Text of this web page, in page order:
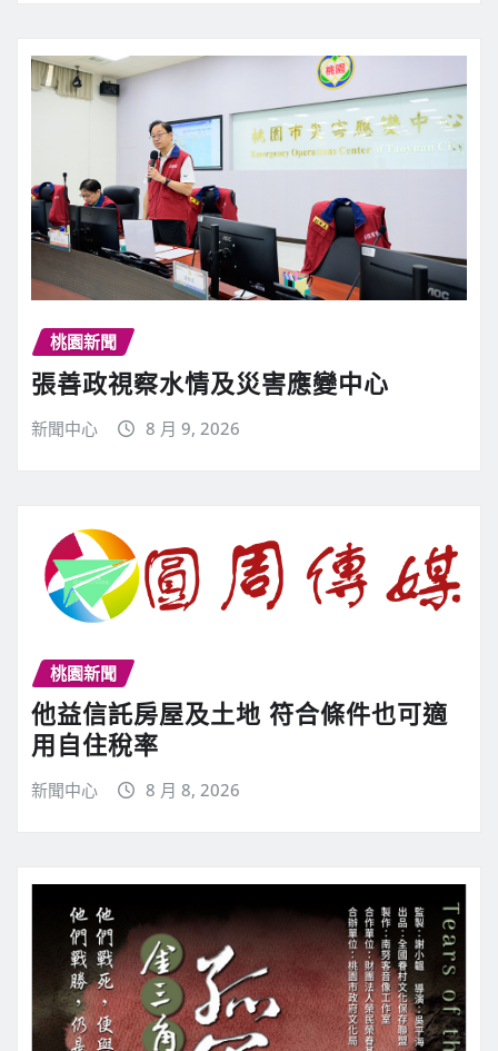
桃園新聞
張善政視察水情及災害應變中心
新聞中心 8 月 9, 2026
桃園新聞
他益信託房屋及土地 符合條件也可適
用自住稅率
新聞中心 8 月 8, 2026